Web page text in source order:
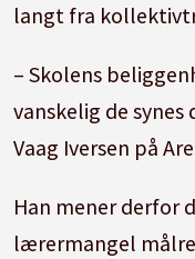
langt fra
– Skolens
vanskelig de
Vaag Iversen på
Han mener derfor
lærermangel